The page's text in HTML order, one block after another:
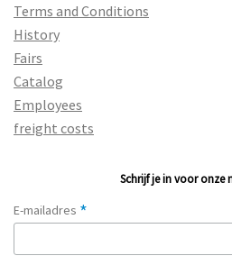
Terms and Conditions
History
Fairs
Catalog
Employees
freight costs
Schrijf je in voor onze
E-mailadres *